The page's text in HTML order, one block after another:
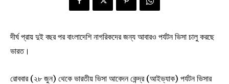
দীর্ঘ প্রায় দুই বছর পর বাংলাদেশি নাগরিকদের জন্য আবারও পর্যটন ভিসা চালু করছে
ভারত।
রোববার (২৮ জুন) থেকে ভারতীয় ভিসা আবেদন কেন্দ্র (আইভ্যাক) পর্যটন ভিসার